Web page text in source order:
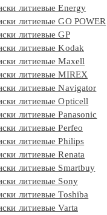
литиевые Energy
литиевые GO POWER
литиевые GP
литиевые Kodak
литиевые Maxell
литиевые MIREX
литиевые Navigator
литиевые Opticell
литиевые Panasonic
литиевые Perfeo
литиевые Philips
литиевые Renata
литиевые Smartbuy
литиевые Sony
литиевые Toshiba
литиевые Varta